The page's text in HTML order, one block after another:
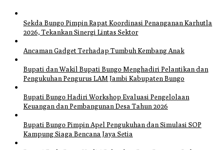
Sekda Bungo Pimpin Rapat Koordinasi Penanganan Karhutla
2026, Tekankan Sinergi Lintas Sektor
Ancaman Gadget Terhadap Tumbuh Kembang Anak
Bupati dan Wakil Bupati Bungo Menghadiri Pelantikan dan
Pengukuhan Pengurus LAM Jambi Kabupaten Bungo
Bupati Bungo Hadiri Workshop Evaluasi Pengelolaan
Keuangan dan Pembangunan Desa Tahun 2026
Bupati Bungo Pimpin Apel Pengukuhan dan Simulasi SOP
Kampung Siaga Bencana Jaya Setia